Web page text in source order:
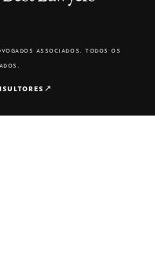
associados. todos os
↗